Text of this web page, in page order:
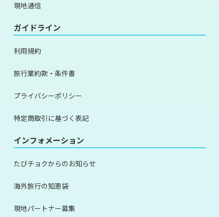
現地通信
ガイドライン
利用規約
旅行業約款・条件書
プライバシーポリシー
特定商取引に基づく表記
インフォメーション
たびチョクからのお知らせ
海外旅行の知恵袋
現地パートナー募集